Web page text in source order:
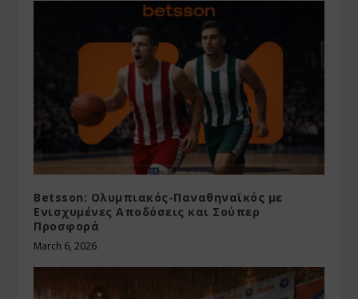
Betsson: Ολυμπιακός-Παναθηναϊκός με
Ενισχυμένες Αποδόσεις και Σούπερ
Προσφορά
March 6, 2026